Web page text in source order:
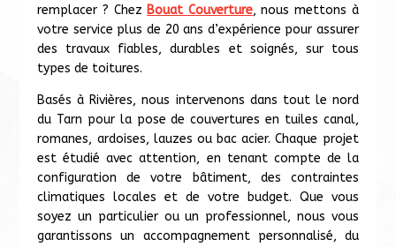
remplacer ? Chez Bouat Couverture, nous mettons à
votre service plus de 20 ans d’expérience pour assurer
des travaux fiables, durables et soignés, sur tous
types de toitures.
Basés à Rivières, nous intervenons dans tout le nord
du Tarn pour la pose de couvertures en tuiles canal,
romanes, ardoises, lauzes ou bac acier. Chaque projet
est étudié avec attention, en tenant compte de la
configuration de votre bâtiment, des contraintes
climatiques locales et de votre budget. Que vous
soyez un particulier ou un professionnel, nous vous
garantissons un accompagnement personnalisé, du